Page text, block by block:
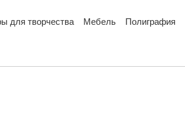
для творчества Мебель Полиграфия